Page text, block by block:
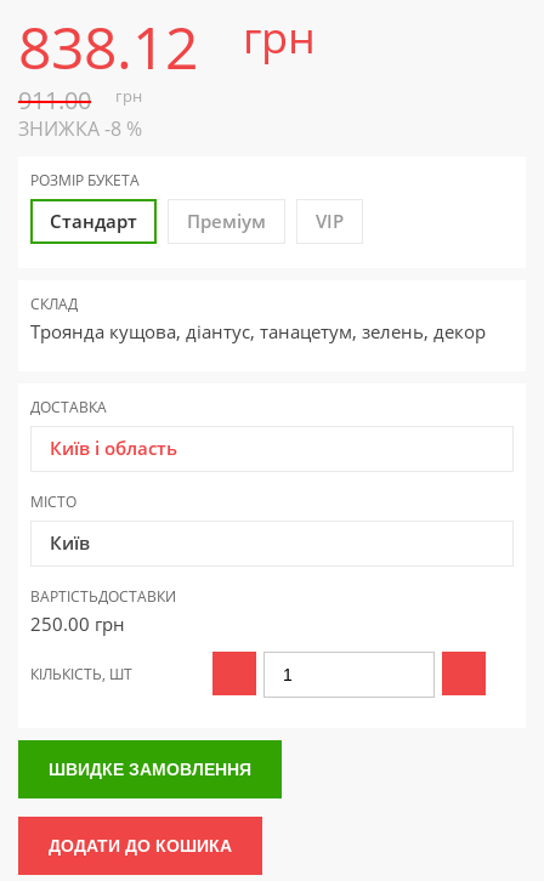
838.12 грн
911.00 грн
ЗНИЖКА -8 %
РОЗМІР БУКЕТА
Стандарт Преміум VIP
СКЛАД
Троянда кущова, діантус, танацетум, зелень, декор
ДОСТАВКА
Київ і область
МІСТО
Київ
ВАРТІСТЬДОСТАВКИ
250.00 грн
КІЛЬКІСТЬ, ШТ
ШВИДКЕ ЗАМОВЛЕННЯ
ДОДАТИ ДО КОШИКА